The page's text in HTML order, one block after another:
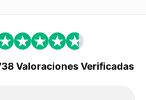
Valoraciones Verificadas